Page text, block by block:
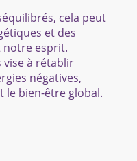
cela peut
et des
esprit.
vise à rétablir
négatives,
le bien-être global.